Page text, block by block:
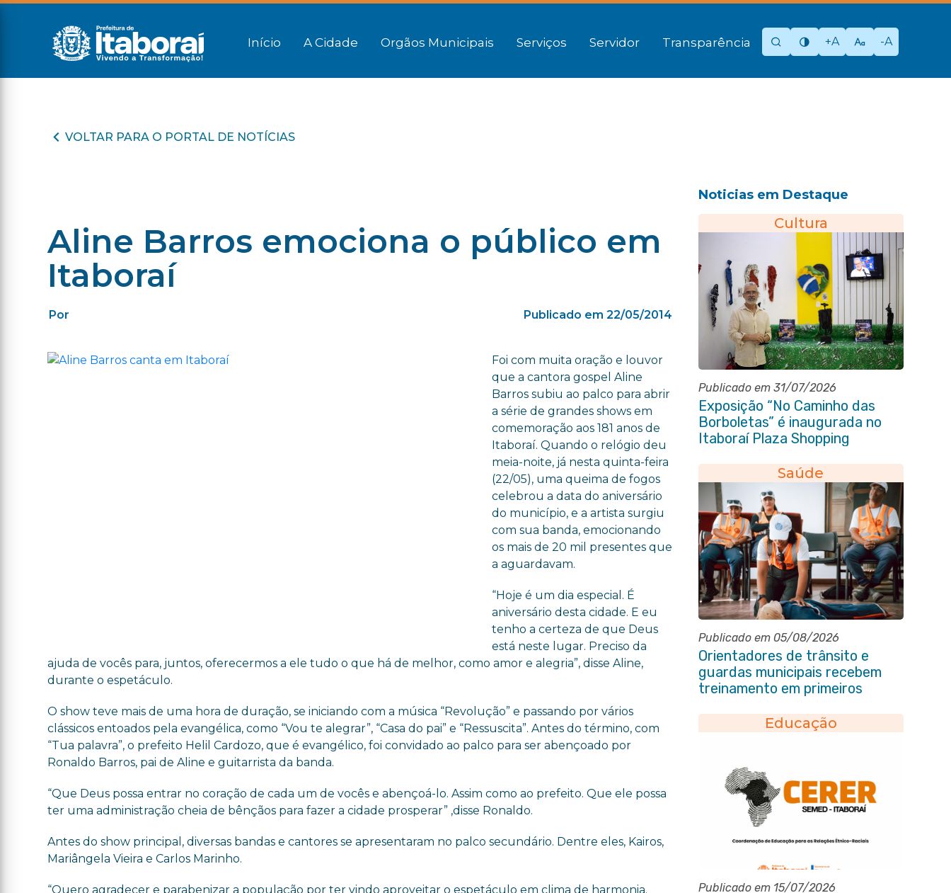
Início A Cidade Orgãos Municipais Serviços Servidor Transparência +A -A
VOLTAR PARA O PORTAL DE NOTÍCIAS
Aline Barros emociona o público em
Itaboraí
Por Publicado em 22/05/2014
Foi com muita oração e louvor
que a cantora gospel Aline
Barros subiu ao palco para abrir
a série de grandes shows em
comemoração aos 181 anos de
Itaboraí. Quando o relógio deu
meia-noite, já nesta quinta-feira
(22/05), uma queima de fogos
celebrou a data do aniversário
do município, e a artista surgiu
com sua banda, emocionando
os mais de 20 mil presentes que
a aguardavam.
“Hoje é um dia especial. É
aniversário desta cidade. E eu
tenho a certeza de que Deus
está neste lugar. Preciso da
ajuda de vocês para, juntos, oferecermos a ele tudo o que há de melhor, como amor e alegria”, disse Aline,
durante o espetáculo.
O show teve mais de uma hora de duração, se iniciando com a música “Revolução” e passando por vários
clássicos entoados pela evangélica, como “Vou te alegrar”, “Casa do pai” e “Ressuscita”. Antes do término, com
“Tua palavra”, o prefeito Helil Cardozo, que é evangélico, foi convidado ao palco para ser abençoado por
Ronaldo Barros, pai de Aline e guitarrista da banda.
“Que Deus possa entrar no coração de cada um de vocês e abençoá-lo. Assim como ao prefeito. Que ele possa
ter uma administração cheia de bênçãos para fazer a cidade prosperar” ,disse Ronaldo.
Antes do show principal, diversas bandas e cantores se apresentaram no palco secundário. Dentre eles, Kairos,
Mariângela Vieira e Carlos Marinho.
“Quero agradecer e parabenizar a população por ter vindo aproveitar o espetáculo em clima de harmonia.
Noticias em Destaque
Cultura
Publicado em 31/07/2026
Exposição “No Caminho das
Borboletas” é inaugurada no
Itaboraí Plaza Shopping
Saúde
Publicado em 05/08/2026
Orientadores de trânsito e
guardas municipais recebem
treinamento em primeiros
Educação
Publicado em 15/07/2026